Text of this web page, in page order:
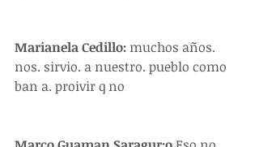
Marianela Cedillo: muchos años.
nos. sirvio. a nuestro. pueblo como
ban a. proivir q no